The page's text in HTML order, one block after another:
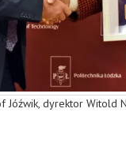
Jóźwik, dyrektor Witold